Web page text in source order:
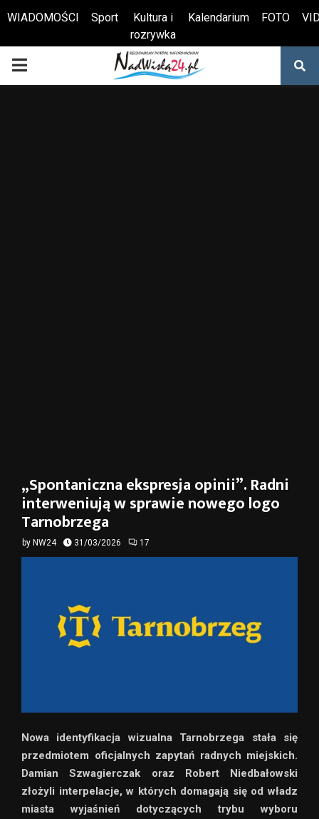
Otwórz pasek narzędzi
WIADOMOŚCI Sport
Kultura i
rozrywka
Kalendarium FOTO
PRIMARY
„Spontaniczna ekspresja opinii”. Radni
interweniują w sprawie nowego logo
Tarnobrzega
by NW24 31/03/2026 17
Nowa identyfikacja wizualna Tarnobrzega stała się
przedmiotem oficjalnych zapytań radnych miejskich.
Damian Szwagierczak oraz Robert Niedbałowski
złożyli interpelacje, w których domagają się od władz
miasta wyjaśnień dotyczących trybu wyboru